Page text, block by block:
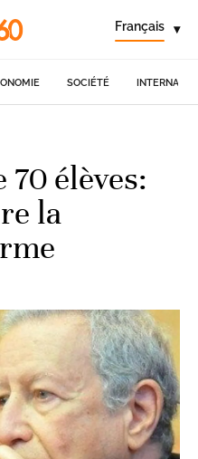
Français ▾
SOCIÉTÉ
70 élèves:
la